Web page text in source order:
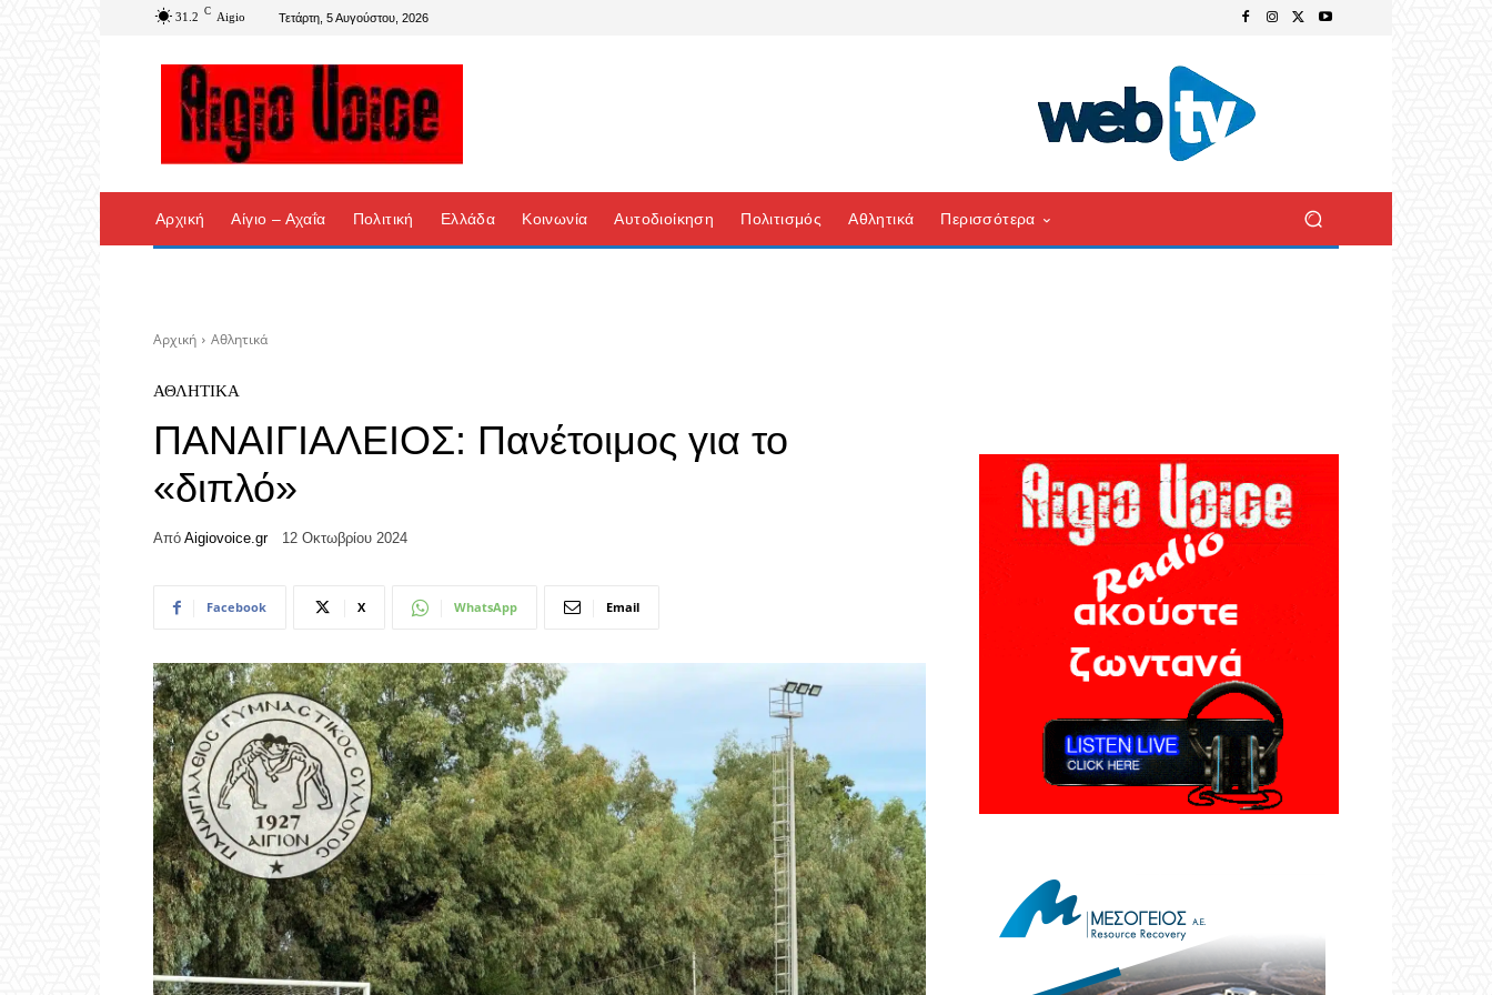
31.2 C Aigio Τετάρτη, 5 Αυγούστου, 2026
Αρχική Αίγιο – Αχαΐα Πολιτική Ελλάδα Κοινωνία Αυτοδιοίκηση Πολιτισμός Αθλητικά Περισσότερα
Αρχική Αθλητικά
ΑΘΛΗΤΙΚΆ
ΠΑΝΑΙΓΙΑΛΕΙΟΣ: Πανέτοιμος για το
«διπλό»
Από Aigiovoice.gr 12 Οκτωβρίου 2024
Facebook X WhatsApp Email